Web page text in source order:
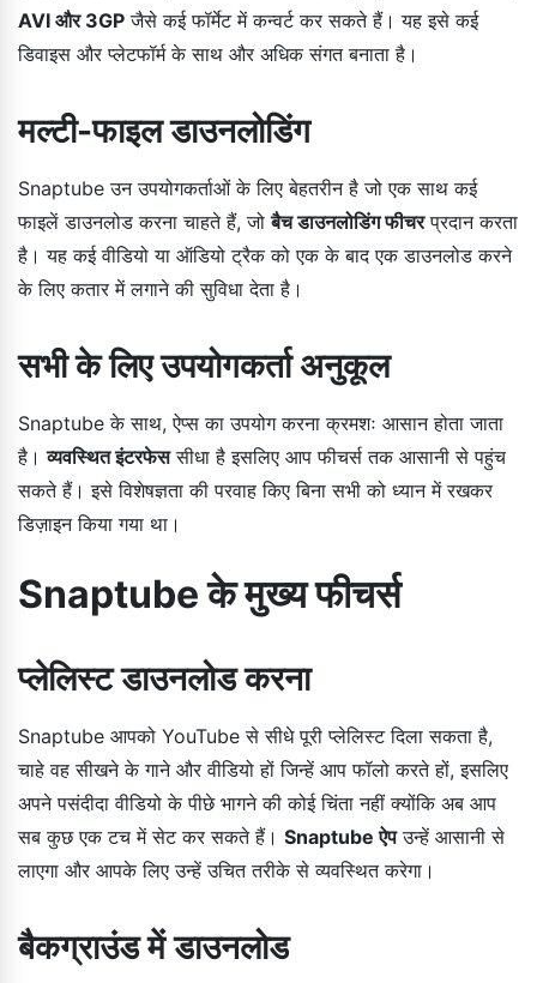
AVI और 3GP जैसे कई फॉर्मेट में कन्वर्ट कर सकते हैं। यह इसे कई
डिवाइस और प्लेटफॉर्म के साथ और अधिक संगत बनाता है।
मल्टी-फाइल डाउनलोडिंग
Snaptube उन उपयोगकर्ताओं के लिए बेहतरीन है जो एक साथ कई
फाइलें डाउनलोड करना चाहते हैं, जोबैच डाउनलोडिंग फीचरप्रदान करता
है। यह कई वीडियो या ऑडियो ट्रैक को एक के बाद एक डाउनलोड करने
के लिए कतार में लगाने की सुविधा देता है।
सभी के लिए उपयोगकर्ता अनुकूल
Snaptube के साथ, ऐप्स का उपयोग करना क्रमशः आसान होता जाता
है।व्यवस्थित इंटरफेससीधा है इसलिए आप फीचर्स तक आसानी से पहुंच
सकते हैं। इसे विशेषज्ञता की परवाह किए बिना सभी को ध्यान में रखकर
डिज़ाइन किया गया था।
Snaptube के मुख्य फीचर्स
प्लेलिस्ट डाउनलोड करना
Snaptube आपको YouTube से सीधे पूरी प्लेलिस्ट दिला सकता है,
चाहे वह सीखने के गाने और वीडियो हों जिन्हें आप फॉलो करते हों, इसलिए
अपने पसंदीदा वीडियो के पीछे भागने की कोई चिंता नहीं क्योंकि अब आप
सब कुछ एक टच में सेट कर सकते हैं। Snaptube ऐपउन्हें आसानी से
लाएगा और आपके लिए उन्हें उचित तरीके से व्यवस्थित करेगा।
बैकग्राउंड में डाउनलोड